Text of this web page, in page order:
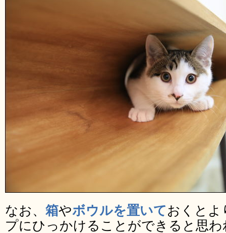
なお、 箱やボウルを置いておくとよ
プにひっかけることができると思